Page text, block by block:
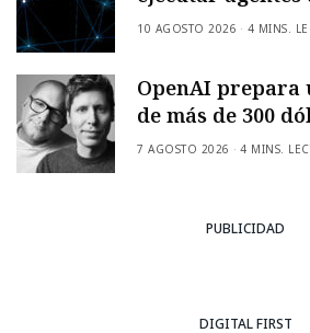
10 AGOSTO 2026 4 MINS.
OpenAI prepara
de más de 300
7 AGOSTO 2026 4 MINS.
PUBLICIDAD
DIGITAL FIRST